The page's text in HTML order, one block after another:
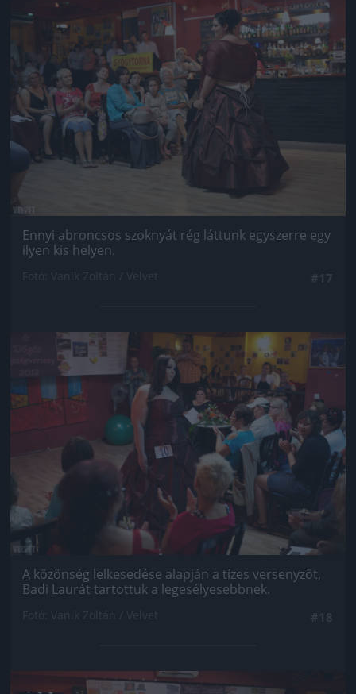
Jön még kép!
Ennyi abroncsos szoknyát rég láttunk egyszerre egy
ilyen kis helyen.
Jön még kép!
A közönség lelkesedése alapján a tízes versenyzőt,
Badi Laurát tartottuk a legesélyesebbnek.